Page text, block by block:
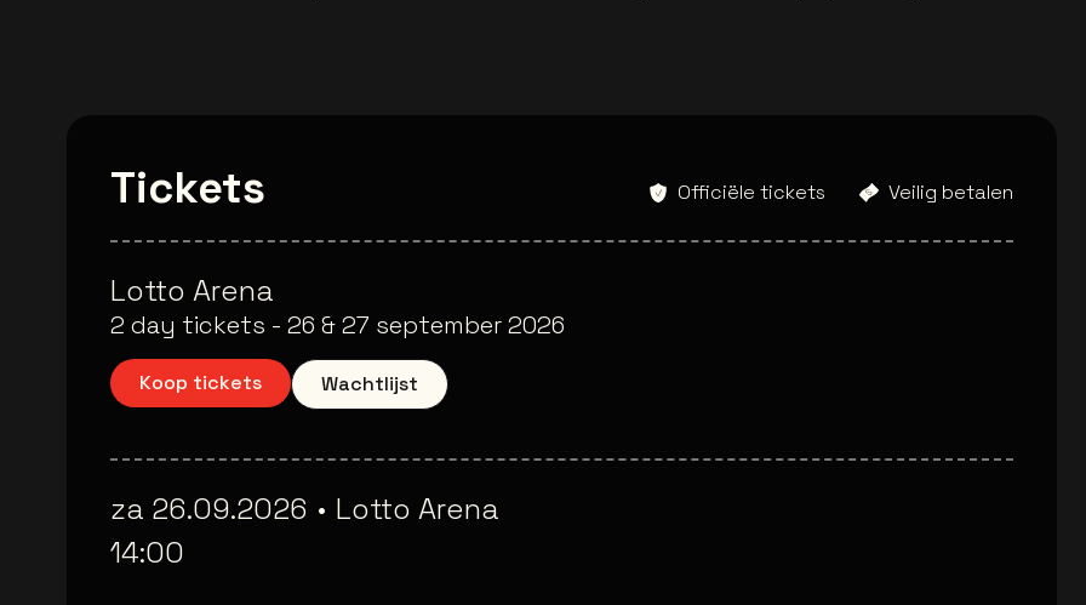
Tickets Officiële tickets Veilig betalen
Lotto Arena
2 day tickets - 26 & 27 september 2026
Koop tickets Wachtlijst
za 26.09.2026 • Lotto Arena
14:00